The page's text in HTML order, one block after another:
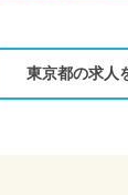
東京都の求人